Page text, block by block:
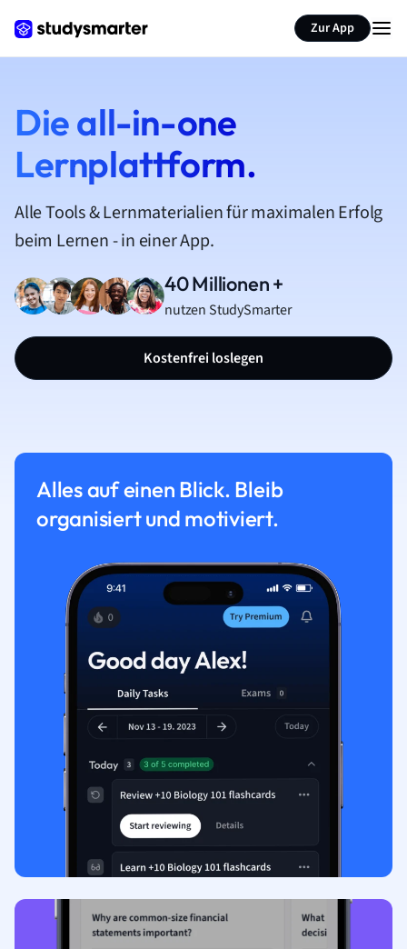
Zur App
Die all-in-one
Lernplattform.
Alle Tools & Lernmaterialien für maximalen Erfolg
beim Lernen - in einer App.
40 Millionen +
nutzen StudySmarter
Kostenfrei loslegen
Alles auf einen Blick. Bleib
organisiert und motiviert.